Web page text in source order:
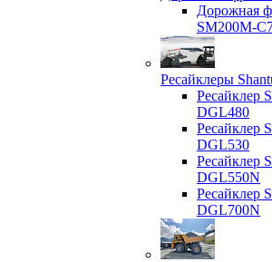
Дорожная
SM200M-
Ресайклеры
Ресайклер
DGL480
Ресайклер
DGL530
Ресайклер
DGL550N
Ресайклер
DGL700N